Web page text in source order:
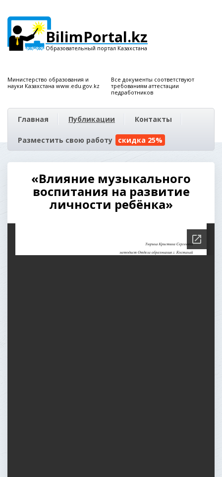
BilimPortal.kz
Образовательный портал Казахстана
Министерство образования и
науки Казахстана www.edu.gov.kz
Все документы соответствуют
требованиям аттестации
педработников
Главная Публикации Контакты
Разместить свою работу скидка 25%
«Влияние музыкального
воспитания на развитие
личности ребёнка»